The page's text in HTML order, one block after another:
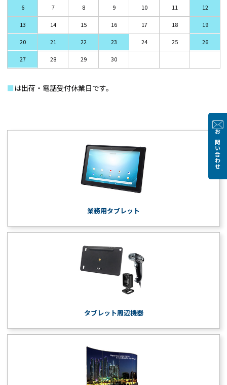
お問い合わせ
6 7 8 9 10 11 12
13 14 15 16 17 18 19
20 21 22 23 24 25 26
27 28 29 30
■ は出荷・電話受付休業日です。
業務用タブレット
タブレット周辺機器